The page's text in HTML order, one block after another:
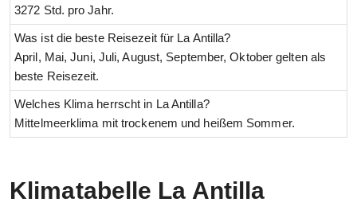
3272 Std. pro Jahr.
Was ist die beste Reisezeit für La Antilla?
April, Mai, Juni, Juli, August, September, Oktober gelten als
beste Reisezeit.
Welches Klima herrscht in La Antilla?
Mittelmeerklima mit trockenem und heißem Sommer.
Klimatabelle La Antilla